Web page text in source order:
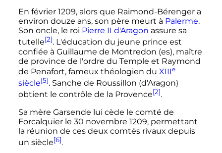
En février 1209, alors que Raimond-Bérenger a
environ douze ans, son père meurt à Palerme.
Son oncle, le roi Pierre II d'Aragon assure sa
tutelle[2]. L'éducation du jeune prince est
confiée à Guillaume de Montredon (es), maître
de province de l'ordre du Temple et Raymond
de Penafort, fameux théologien du XIIIe
siècle[5]. Sanche de Roussillon (d'Aragon)
obtient le contrôle de la Provence[2].
Sa mère Garsende lui cède le comté de
Forcalquier le 30 novembre 1209, permettant
la réunion de ces deux comtés rivaux depuis
un siècle[6].